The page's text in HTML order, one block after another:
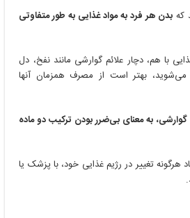
که بدن هر فرد به مواد غذایی به طور متفاوتی
با هم، دچار علائم گوارشی مانند نفخ، دل
می‌شوید، بهتر است از مصرف همزمان آنها
به معنای بی‌ضرر بودن ترکیب دو ماده
هرگونه تغییر در رژیم غذایی خود، با پزشک یا